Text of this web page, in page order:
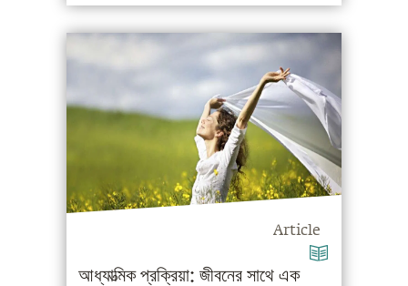
Article
আধ্যাত্মিক প্রক্রিয়া: জীবনের সাথে এক